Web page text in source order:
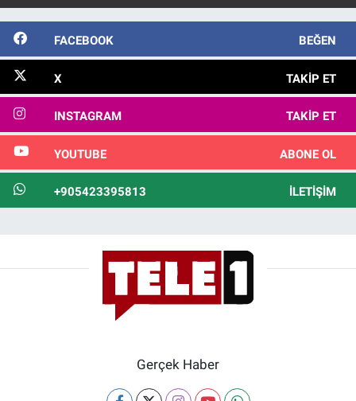
FACEBOOK BEĞEN
X TAKIP ET
INSTAGRAM TAKIP ET
YOUTUBE ABONE OL
+905423395813 İLETIŞIM
Gerçek Haber